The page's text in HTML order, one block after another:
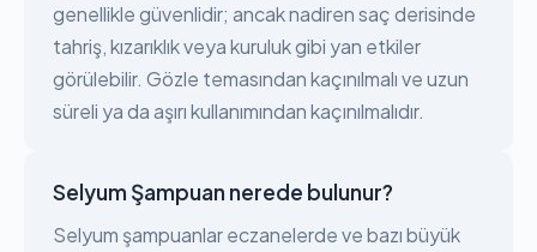
genellikle güvenlidir; ancak nadiren saç derisinde
tahriş, kızarıklık veya kuruluk gibi yan etkiler
görülebilir. Gözle temasından kaçınılmalı ve uzun
süreli ya da aşırı kullanımından kaçınılmalıdır.
Selyum Şampuan nerede bulunur?
Selyum şampuanlar eczanelerde ve bazı büyük